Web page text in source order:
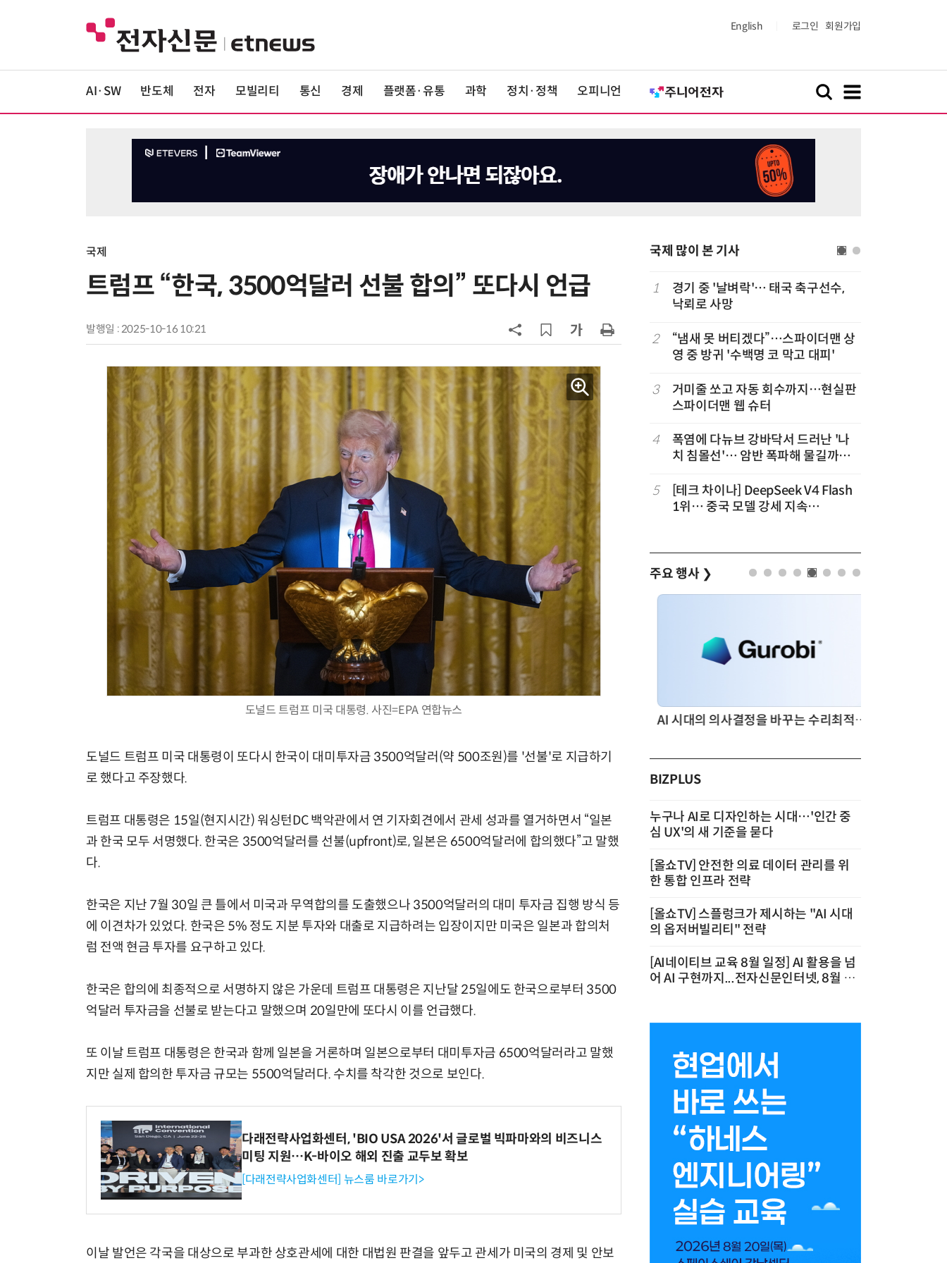
English 로그인 회원가입
AI·SW 반도체 전자 모빌리티 통신 경제 플랫폼·유통 과학 정치·정책 오피니언
국제
트럼프 “한국, 3500억달러 선불 합의” 또다시 언급
발행일 : 2025-10-16 10:21
도널드 트럼프 미국 대통령. 사진=EPA 연합뉴스
도널드 트럼프 미국 대통령이 또다시 한국이 대미투자금 3500억달러(약 500조원)를 '선불'로 지급하기
로 했다고 주장했다.
트럼프 대통령은 15일(현지시간) 워싱턴DC 백악관에서 연 기자회견에서 관세 성과를 열거하면서 “일본
과 한국 모두 서명했다. 한국은 3500억달러를 선불(upfront)로, 일본은 6500억달러에 합의했다”고 말했
다.
한국은 지난 7월 30일 큰 틀에서 미국과 무역합의를 도출했으나 3500억달러의 대미 투자금 집행 방식 등
에 이견차가 있었다. 한국은 5% 정도 지분 투자와 대출로 지급하려는 입장이지만 미국은 일본과 합의처
럼 전액 현금 투자를 요구하고 있다.
한국은 합의에 최종적으로 서명하지 않은 가운데 트럼프 대통령은 지난달 25일에도 한국으로부터 3500
억달러 투자금을 선불로 받는다고 말했으며 20일만에 또다시 이를 언급했다.
또 이날 트럼프 대통령은 한국과 함께 일본을 거론하며 일본으로부터 대미투자금 6500억달러라고 말했
지만 실제 합의한 투자금 규모는 5500억달러다. 수치를 착각한 것으로 보인다.
다래전략사업화센터, 'BIO USA 2026'서 글로벌 빅파마와의 비즈니스
미팅 지원…K-바이오 해외 진출 교두보 확보
[다래전략사업화센터] 뉴스룸 바로가기>
이날 발언은 각국을 대상으로 부과한 상호관세에 대한 대법원 판결을 앞두고 관세가 미국의 경제 및 안보
국제 많이 본 기사
6
19세 공주도 입대…덴마크, 국방력
“韓, 향후 5년 메모리 최강국 유지…
8
日서 벤틀리 몰다 사고낸 유명 한국
인 인플루언서 체포… 7대 연쇄추돌
후 도망가
진정한 우정?…친구 구하려다 둘 다
의자 틈에 목이 낀 순간
10
“설마, 삼전닉스가 하루새 반토막날
까”…월가에 판돈 몰린다는데
1
경기 중 '날벼락'… 태국 축구선수,
낙뢰로 사망
2
“냄새 못 버티겠다”…스파이더맨 상
영 중 방귀 '수백명 코 막고 대피'
3
거미줄 쏘고 자동 회수까지…현실판
스파이더맨 웹 슈터
4
폭염에 다뉴브 강바닥서 드러난 '나
치 침몰선'… 암반 폭파해 물길까지
5
[테크 차이나] DeepSeek V4 Flash
1위… 중국 모델 강세 지속
주요 행사 ❯
AI 시대의 의사결정을 바꾸는 수리최적화(Optimization): 실제 산업 적용 사례와 활용 전략
BIZPLUS
누구나 AI로 디자인하는 시대…'인간 중
심 UX'의 새 기준을 묻다
[올쇼TV] 안전한 의료 데이터 관리를 위
한 통합 인프라 전략
[올쇼TV] 스플렁크가 제시하는 "AI 시대
의 옵저버빌리티" 전략
[AI네이티브 교육 8월 일정] AI 활용을 넘
어 AI 구현까지...전자신문인터넷, 8월 실